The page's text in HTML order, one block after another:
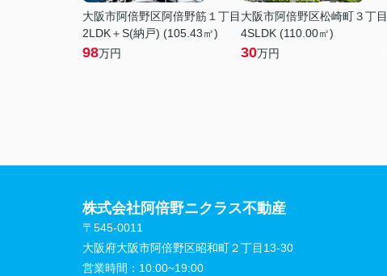
大阪市阿倍野区阿倍野筋１丁目
2LDK＋S(納戸) (105.43㎡)
98万円
大阪市阿倍野区松崎町３丁目
4SLDK (110.00㎡)
30万円
株式会社阿倍野ニクラス不動産
〒545-0011
大阪府大阪市阿倍野区昭和町２丁目13-30
営業時間： 10:00~19:00